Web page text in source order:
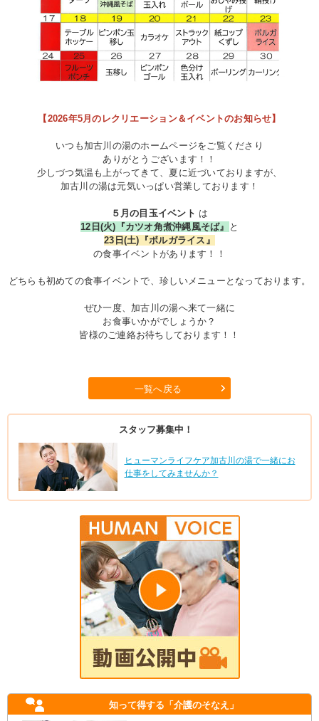
【2026年5月のレクリエーション＆イベントのお知らせ】
いつも加古川の湯のホームページをご覧くださり
ありがとうございます！！
少しづつ気温も上がってきて、夏に近づいておりますが、
加古川の湯は元気いっぱい営業しております！
５月の目玉イベント は
12日(火)『カツオ角煮沖縄風そば』
と
23日(土)『ボルガライス』
の食事イベントがあります！！
どちらも初めての食事イベントで、珍しいメニューとなっております。
ぜひ一度、加古川の湯へ来て一緒に
お食事いかがでしょうか？
皆様のご連絡お待ちしております！！
一覧へ戻る
スタッフ募集中！
ヒューマンライフケア加古川の湯で一緒にお
仕事をしてみませんか？
知って得する 「介護のそなえ」